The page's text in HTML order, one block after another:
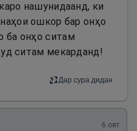
нашунидаанд, ки
ошкор бар онҳо
ба онҳо ситам
ситам мекарданд!
Дар сура дидан
6 оят